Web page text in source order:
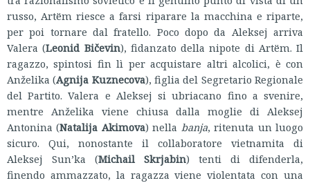
russo, Artёm riesce a farsi riparare la macchina e riparte,
per poi tornare dal fratello. Poco dopo da Aleksej arriva
Valera (Leonid Bičevin), fidanzato della nipote di Artёm. Il
ragazzo, spintosi fin lì per acquistare altri alcolici, è con
Anželika (Agnija Kuznecova), figlia del Segretario Regionale
del Partito. Valera e Aleksej si ubriacano fino a svenire,
mentre Anželika viene chiusa dalla moglie di Aleksej
Antonina (Natalija Akimova) nella banja, ritenuta un luogo
sicuro. Qui, nonostante il collaboratore vietnamita di
Aleksej Sun’ka (Michail Skrjabin) tenti di difenderla,
finendo ammazzato, la ragazza viene violentata con una